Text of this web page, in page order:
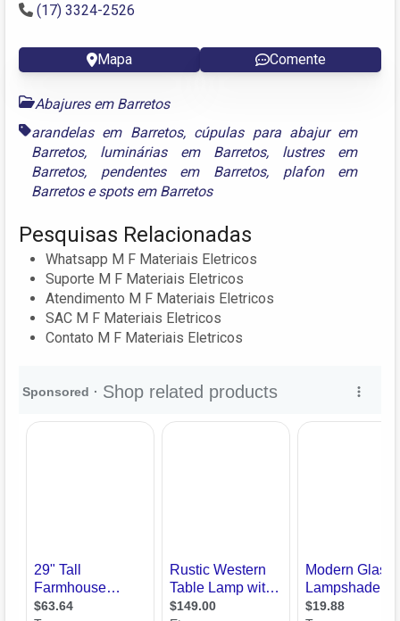
(17) 3324-2526
Mapa Comente
Abajures em Barretos
arandelas em Barretos, cúpulas para abajur em
Barretos, luminárias em Barretos, lustres em
Barretos, pendentes em Barretos, plafon em
Barretosespots em Barretos
Pesquisas Relacionadas
Whatsapp M F Materiais Eletricos
Suporte M F Materiais Eletricos
Atendimento M F Materiais Eletricos
SAC M F Materiais Eletricos
Contato M F Materiais Eletricos